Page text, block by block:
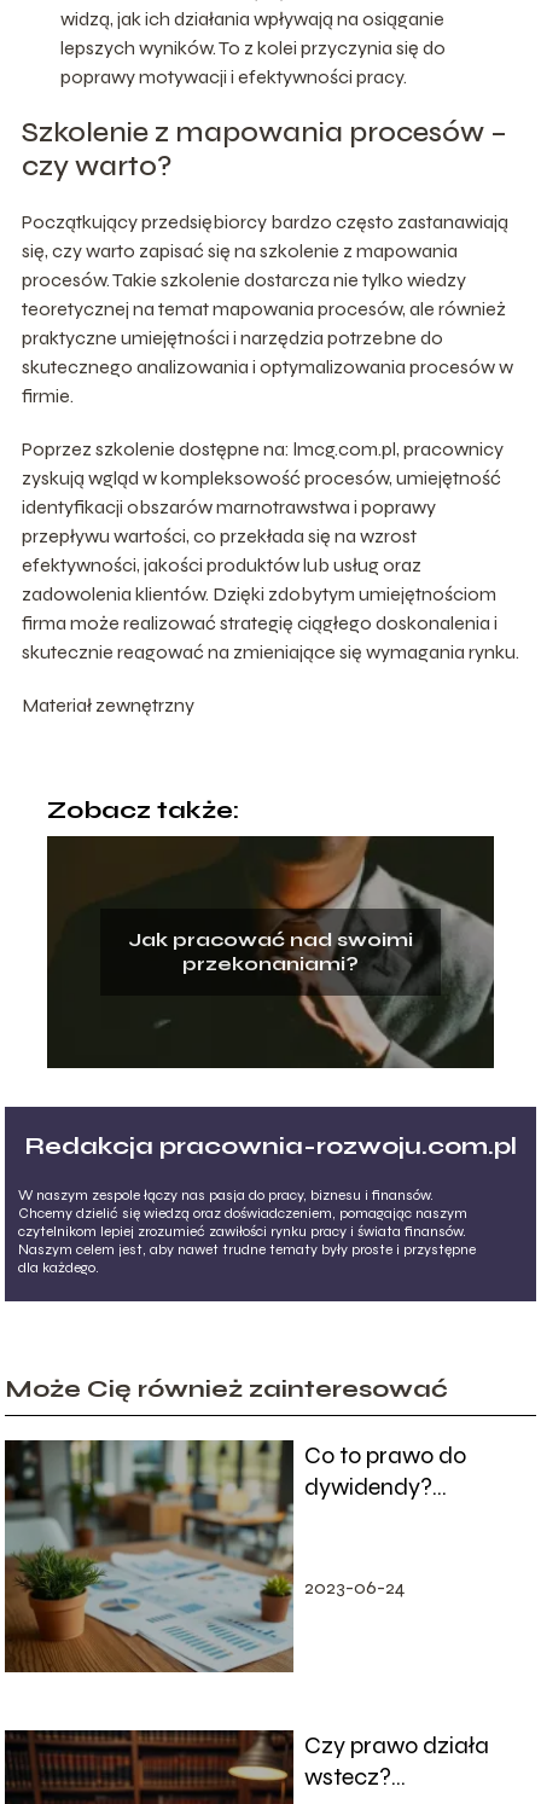
widzą, jak ich działania wpływają na osiąganie
lepszych wyników. To z kolei przyczynia się do
poprawy motywacji i efektywności pracy.
Szkolenie z mapowania procesów –
czy warto?
Początkujący przedsiębiorcy bardzo często zastanawiają
się, czy warto zapisać się na szkolenie z mapowania
procesów. Takie szkolenie dostarcza nie tylko wiedzy
teoretycznej na temat mapowania procesów, ale również
praktyczne umiejętności i narzędzia potrzebne do
skutecznego analizowania i optymalizowania procesów w
firmie.
Poprzez szkolenie dostępne na: lmcg.com.pl, pracownicy
zyskują wgląd w kompleksowość procesów, umiejętność
identyfikacji obszarów marnotrawstwa i poprawy
przepływu wartości, co przekłada się na wzrost
efektywności, jakości produktów lub usług oraz
zadowolenia klientów. Dzięki zdobytym umiejętnościom
firma może realizować strategię ciągłego doskonalenia i
skutecznie reagować na zmieniające się wymagania rynku.
Materiał zewnętrzny
Zobacz także:
Jak pracować nad swoimi
przekonaniami?
Redakcja pracownia-rozwoju.com.pl
W naszym zespole łączy nas pasja do pracy, biznesu i finansów.
Chcemy dzielić się wiedzą oraz doświadczeniem, pomagając naszym
czytelnikom lepiej zrozumieć zawiłości rynku pracy i świata finansów.
Naszym celem jest, aby nawet trudne tematy były proste i przystępne
dla każdego.
Może Cię również zainteresować
Co to prawo do
dywidendy?
2023-06-24
Czy prawo działa
wstecz?